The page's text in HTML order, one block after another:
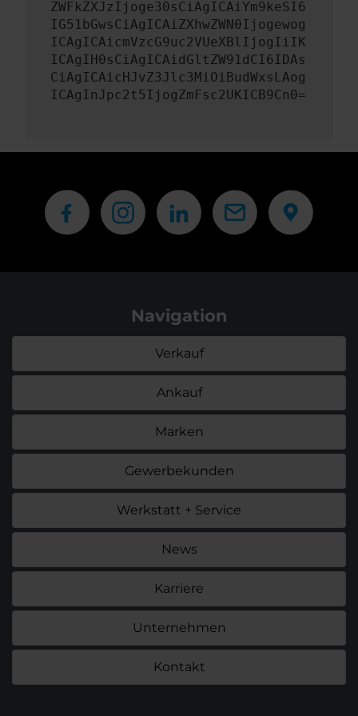
ZWFkZXJzIjoge30sCiAgICAiYm9keSI6
IG51bGwsCiAgICAiZXhwZWN0Ijogewog
ICAgICAicmVzcG9uc2VUeXBlIjogIiIK
ICAgIH0sCiAgICAidGltZW91dCI6IDAs
CiAgICAicHJvZ3Jlc3MiOiBudWxsLAog
ICAgInJpc2t5IjogZmFsc2UKICB9Cn0=
Navigation
Verkauf
Ankauf
Marken
Gewerbekunden
Werkstatt + Service
News
Karriere
Unternehmen
Kontakt